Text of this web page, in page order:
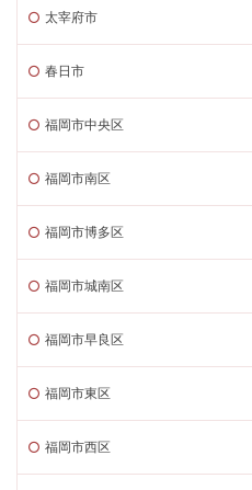
太宰府市
春日市
福岡市中央区
福岡市南区
福岡市博多区
福岡市城南区
福岡市早良区
福岡市東区
福岡市西区